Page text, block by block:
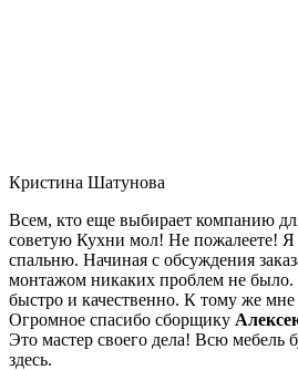
Кристина Шатунова
Всем, кто еще выбирает компанию
советую Кухни мол! Не пожалеете! Я
спальню. Начиная с обсуждения
монтажом никаких проблем не было.
быстро и качественно. К тому же
Огромное спасибо сборщику
Это мастер своего дела! Всю мебель
здесь.